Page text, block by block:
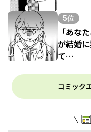
5位
「あな
が結婚
て…
コミック